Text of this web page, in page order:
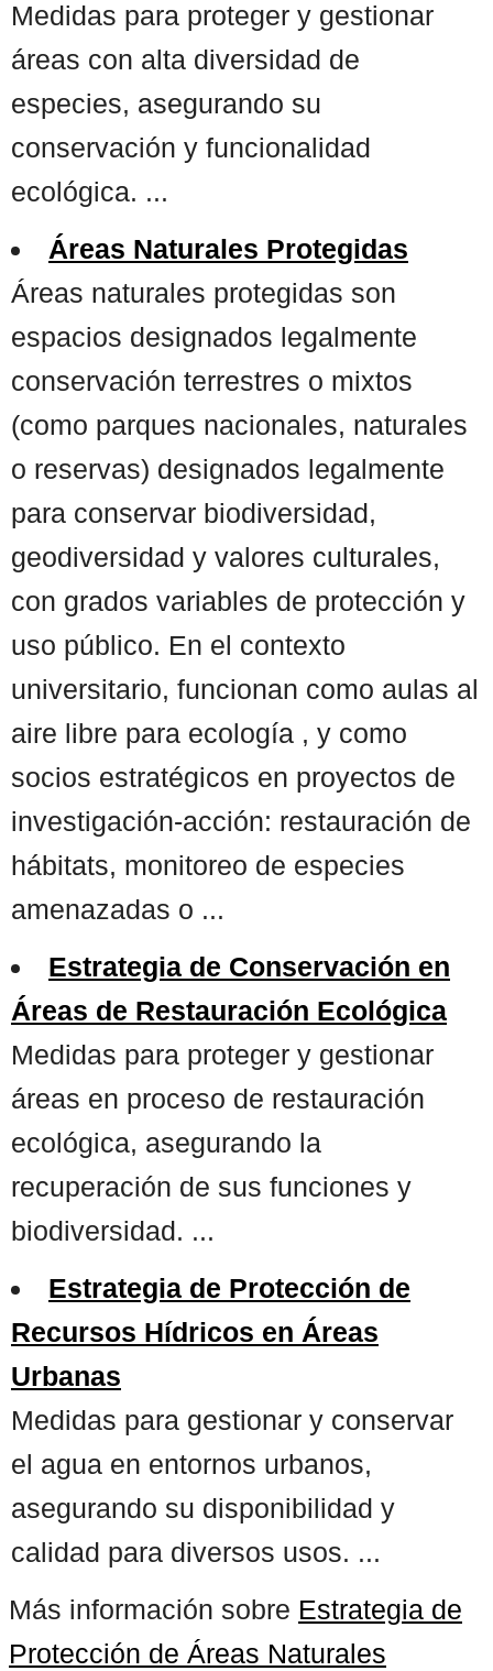
Medidas para proteger y gestionar
áreas con alta diversidad de
especies, asegurando su
conservación y funcionalidad
ecológica. ...
Áreas Naturales Protegidas
Áreas naturales protegidas son
espacios designados legalmente
conservación terrestres o mixtos
(como parques nacionales, naturales
o reservas) designados legalmente
para conservar biodiversidad,
geodiversidad y valores culturales,
con grados variables de protección y
uso público. En el contexto
universitario, funcionan como aulas al
aire libre para ecología , y como
socios estratégicos en proyectos de
investigación-acción: restauración de
hábitats, monitoreo de especies
amenazadas o ...
Estrategia de Conservación en
Áreas de Restauración Ecológica
Medidas para proteger y gestionar
áreas en proceso de restauración
ecológica, asegurando la
recuperación de sus funciones y
biodiversidad. ...
Estrategia de Protección de
Recursos Hídricos en Áreas
Urbanas
Medidas para gestionar y conservar
el agua en entornos urbanos,
asegurando su disponibilidad y
calidad para diversos usos. ...
Más información sobre Estrategia de
Protección de Áreas Naturales